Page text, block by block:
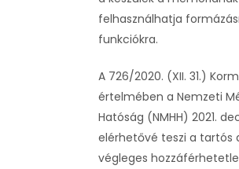
felhasználhatja
funkciókra.
A 726/2020. (XII. 31.)
értelmében a Nemzeti
Hatóság (NMHH) 2021.
elérhetővé teszi a tartós
végleges